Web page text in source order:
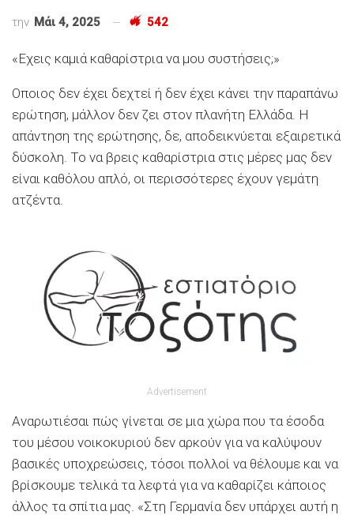
την Μάι 4, 2025 542
«Εχεις καμιά καθαρίστρια να μου συστήσεις;»
Οποιος δεν έχει δεχτεί ή δεν έχει κάνει την παραπάνω
ερώτηση, μάλλον δεν ζει στον πλανήτη Ελλάδα. Η
απάντηση της ερώτησης, δε, αποδεικνύεται εξαιρετικά
δύσκολη. Το να βρεις καθαρίστρια στις μέρες μας δεν
είναι καθόλου απλό, οι περισσότερες έχουν γεμάτη
ατζέντα.
Advertisement
Αναρωτιέσαι πώς γίνεται σε μια χώρα που τα έσοδα
του μέσου νοικοκυριού δεν αρκούν για να καλύψουν
βασικές υποχρεώσεις, τόσοι πολλοί να θέλουμε και να
βρίσκουμε τελικά τα λεφτά για να καθαρίζει κάποιος
άλλος τα σπίτια μας. «Στη Γερμανία δεν υπάρχει αυτή η